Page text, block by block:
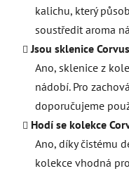
kalichu, který
soustředit aroma
Jsou sklenice
Ano, sklenice z
nádobí. Pro
doporučujeme
Hodí se kolekce
Ano, díky čistému
kolekce vhodná